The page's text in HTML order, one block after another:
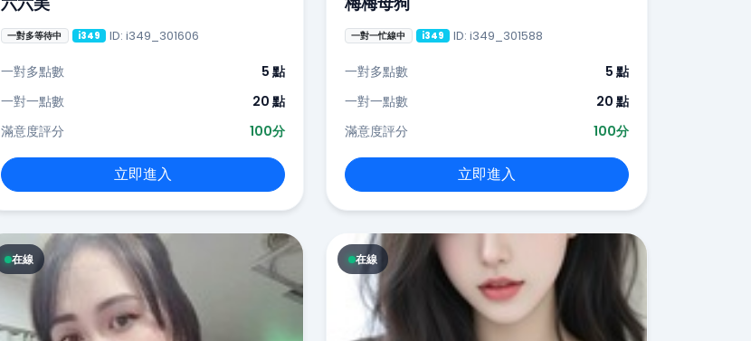
一對多等待中 i349 ID: i349_301606
一對多點數
5 點
一對一點數
20 點
滿意度評分
100分
立即進入
一對一忙線中 i349 ID: i349_301588
一對多點數
5 點
一對一點數
20 點
滿意度評分
100分
立即進入
在線 在線